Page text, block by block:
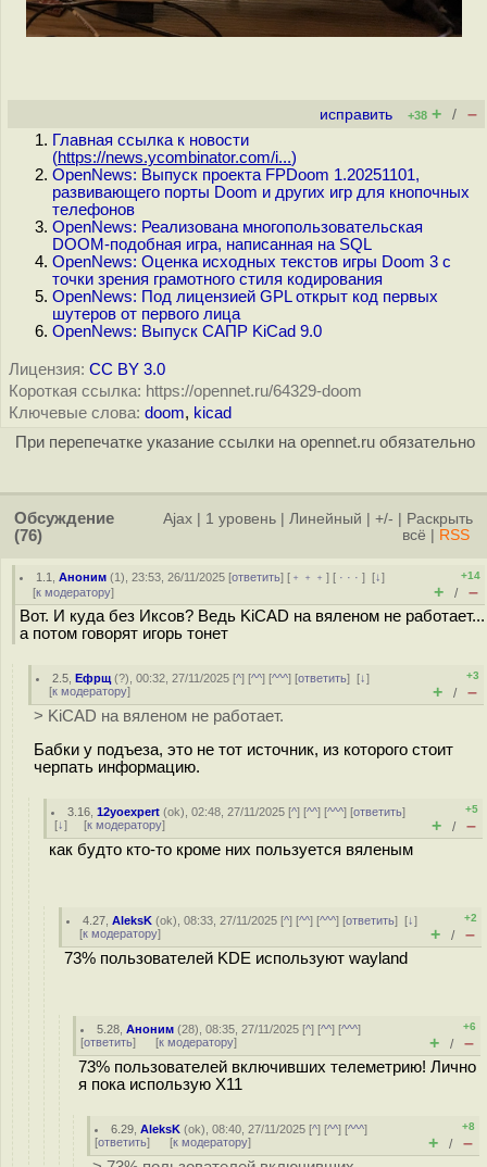
исправить +38 + / –
Главная ссылка к новости
(https://news.ycombinator.com/i...)
OpenNews: Выпуск проекта FPDoom 1.20251101,
развивающего порты Doom и других игр для кнопочных
телефонов
OpenNews: Реализована многопользовательская
DOOM-подобная игра, написанная на SQL
OpenNews: Оценка исходных текстов игры Doom 3 с
точки зрения грамотного стиля кодирования
OpenNews: Под лицензией GPL открыт код первых
шутеров от первого лица
OpenNews: Выпуск САПР KiCad 9.0
Лицензия: CC BY 3.0
Короткая ссылка: https://opennet.ru/64329-doom
Ключевые слова: doom, kicad
При перепечатке указание ссылки на opennet.ru обязательно
Обсуждение
(76)
Ajax 1 уровень Линейный +/-
Раскрыть
всё
RSS
1.1 ,Аноним (1), 23:53, 26/11/2025 [ответить] [ ﹢﹢﹢] [ · · ·][↓]
[к модератору]
+14
+ / –
Вот. И куда без Иксов? Ведь KiCAD на вяленом не работает...
а потом говорят игорь тонет
2.5 ,Ефрщ (?), 00:32, 27/11/2025 [^] [^^] [^^^] [ответить][↓]
[к модератору]
+3
+ / –
> KiCAD на вяленом не работает.
Бабки у подъеза, это не тот источник, из которого стоит
черпать информацию.
3.16 ,12yoexpert (ok), 02:48, 27/11/2025 [^] [^^] [^^^] [ответить]
[↓] [к модератору]
+5
+ / –
как будто кто-то кроме них пользуется вяленым
4.27 ,AleksK (ok), 08:33, 27/11/2025 [^] [^^] [^^^] [ответить][↓]
[к модератору]
+2
+ / –
73% пользователей KDE используют wayland
5.28 ,Аноним (28), 08:35, 27/11/2025 [^] [^^] [^^^]
[ответить] [к модератору]
+6
+ / –
73% пользователей включивших телеметрию! Лично
я пока использую Х11
6.29 ,AleksK (ok), 08:40, 27/11/2025 [^] [^^] [^^^]
[ответить] [к модератору]
+8
+ / –